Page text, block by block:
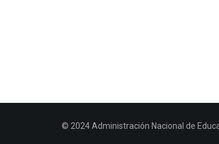
© 2024 Administración Nacional de